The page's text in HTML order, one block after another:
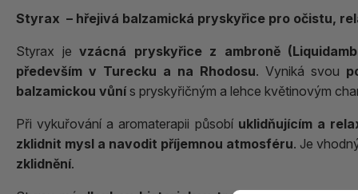
Styrax – hřejivá balzamická pryskyřice pro očistu,
Styrax jevzácná pryskyřice z ambroně
především v Turecku a na Rhodosu. Vyniká svou
balzamickou vůní s pryskyřičným a lehce květinovým
Při vykuřování a aromaterapii působí uklidňujícím a
zklidnit mysl a navodit příjemnou atmosféru. Je
zklidnění.